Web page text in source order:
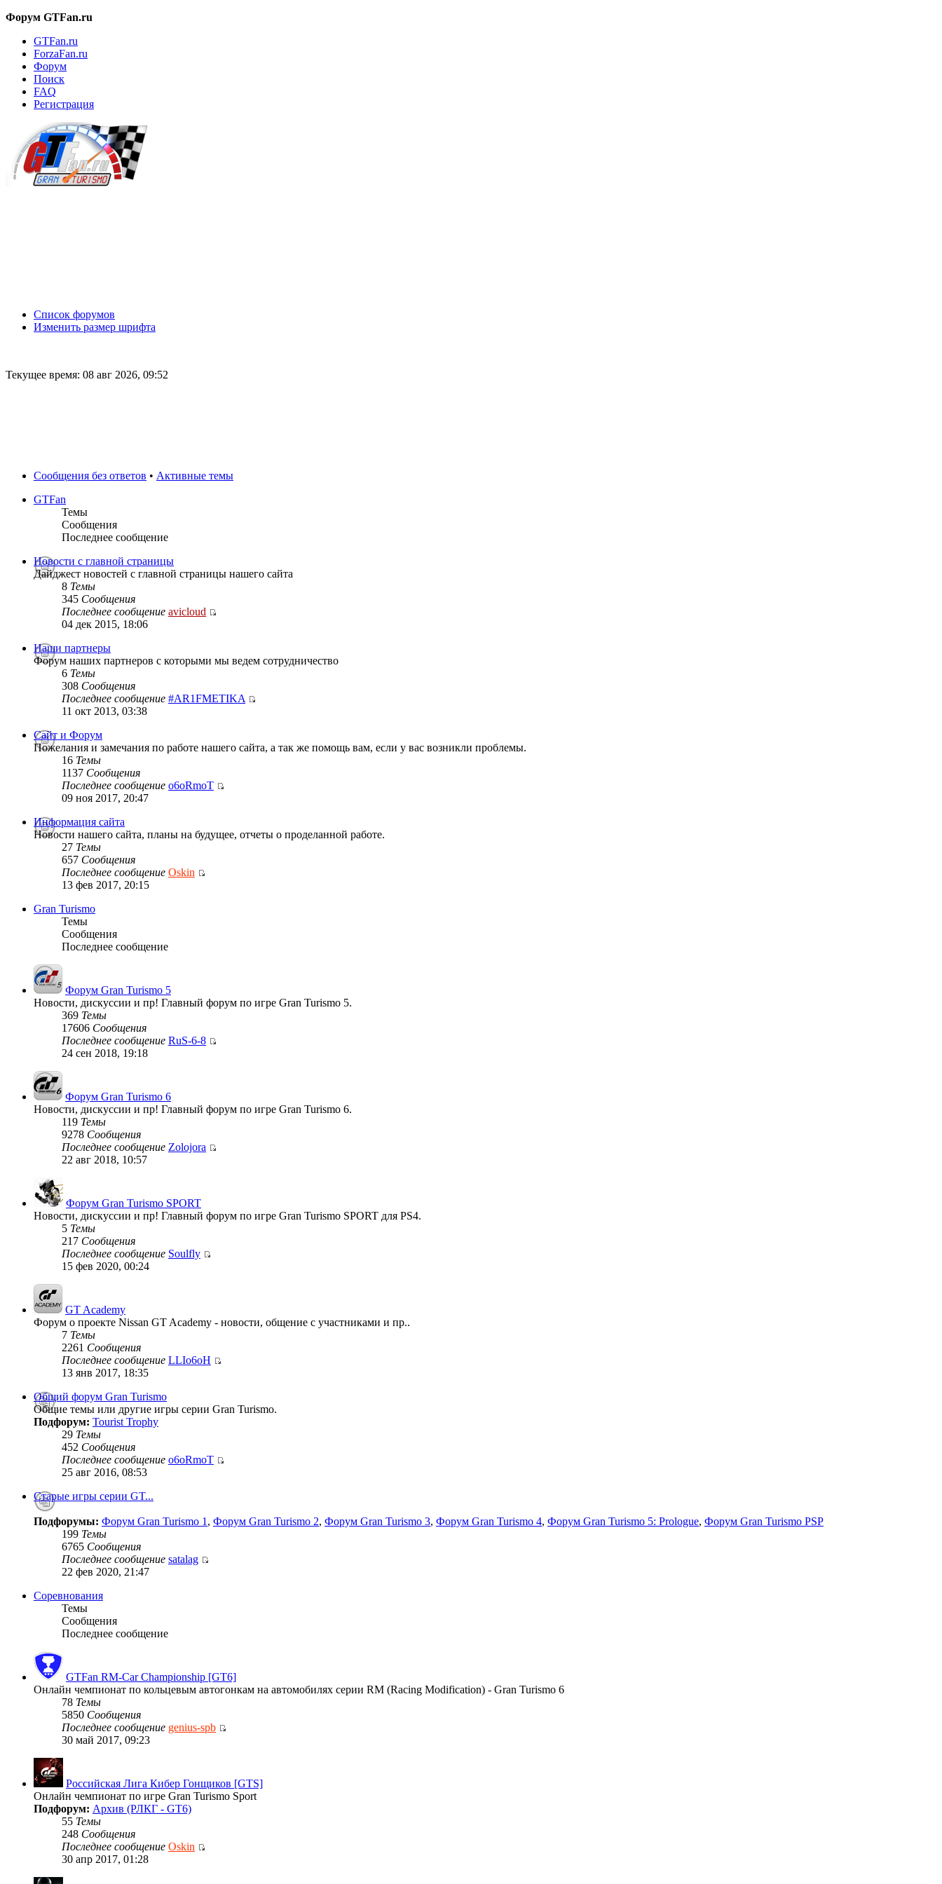
Форум GTFan.ru
GTFan.ru
ForzaFan.ru
Форум
Поиск
FAQ
Регистрация
Список форумов
Изменить размер шрифта
Текущее время: 08 авг 2026, 09:52
Сообщения без ответов • Активные темы
GTFan
Темы
Сообщения
Последнее сообщение
Новости с главной страницы
Дайджест новостей с главной страницы нашего сайта
8 Темы
345 Сообщения
Последнее сообщение avicloud
04 дек 2015, 18:06
Наши партнеры
Форум наших партнеров с которыми мы ведем сотрудничество
6 Темы
308 Сообщения
Последнее сообщение #AR1FMETIKA
11 окт 2013, 03:38
Сайт и Форум
Пожелания и замечания по работе нашего сайта, а так же помощь вам, если у вас возникли проблемы.
16 Темы
1137 Сообщения
Последнее сообщение o6oRmoT
09 ноя 2017, 20:47
Информация сайта
Новости нашего сайта, планы на будущее, отчеты о проделанной работе.
27 Темы
657 Сообщения
Последнее сообщение Oskin
13 фев 2017, 20:15
Gran Turismo
Темы
Сообщения
Последнее сообщение
Форум Gran Turismo 5
Новости, дискуссии и пр! Главный форум по игре Gran Turismo 5.
369 Темы
17606 Сообщения
Последнее сообщение RuS-6-8
24 сен 2018, 19:18
Форум Gran Turismo 6
Новости, дискуссии и пр! Главный форум по игре Gran Turismo 6.
119 Темы
9278 Сообщения
Последнее сообщение Zolojora
22 авг 2018, 10:57
Форум Gran Turismo SPORT
Новости, дискуссии и пр! Главный форум по игре Gran Turismo SPORT для PS4.
5 Темы
217 Сообщения
Последнее сообщение Soulfly
15 фев 2020, 00:24
GT Academy
Форум о проекте Nissan GT Academy - новости, общение с участниками и пр..
7 Темы
2261 Сообщения
Последнее сообщение LLIo6oH
13 янв 2017, 18:35
Общий форум Gran Turismo
Общие темы или другие игры серии Gran Turismo.
Подфорум: Tourist Trophy
29 Темы
452 Сообщения
Последнее сообщение o6oRmoT
25 авг 2016, 08:53
Старые игры серии GT...
Подфорумы: Форум Gran Turismo 1 , Форум Gran Turismo 2, Форум Gran Turismo 3, Форум Gran Turismo 4, Форум Gran Turismo 5: Prologue, Форум Gran Turismo PSP
199 Темы
6765 Сообщения
Последнее сообщение satalag
22 фев 2020, 21:47
Соревнования
Темы
Сообщения
Последнее сообщение
GTFan RM-Car Championship [GT6]
Онлайн чемпионат по кольцевым автогонкам на автомобилях серии RM (Racing Modification) - Gran Turismo 6
78 Темы
5850 Сообщения
Последнее сообщение genius-spb
30 май 2017, 09:23
Российская Лига Кибер Гонщиков [GTS]
Онлайн чемпионат по игре Gran Turismo Sport
Подфорум: Архив (РЛКГ - GT6)
55 Темы
248 Сообщения
Последнее сообщение Oskin
30 апр 2017, 01:28